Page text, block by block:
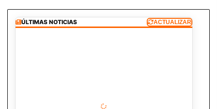
ÚLTIMAS NOTICIAS ACTUALIZAR